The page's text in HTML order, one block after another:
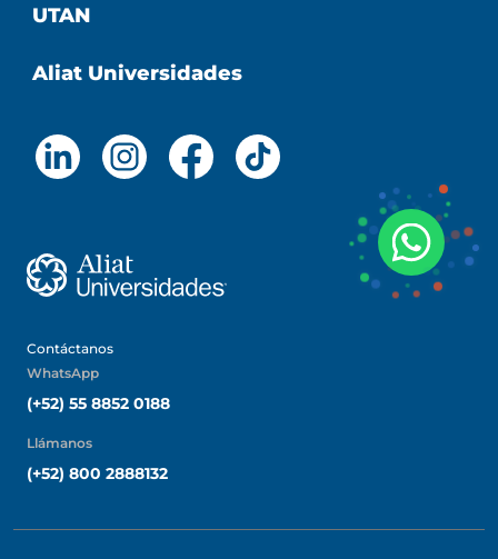
UTAN
Aliat Universidades
Contáctanos
WhatsApp
(+52) 55 8852 0188
Llámanos
(+52) 800 2888132
UNEA Universidad